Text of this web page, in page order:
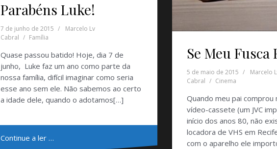
Parabéns Luke!
7 de junho de 2015
Marcelo Lv
Cabral
Família
Quase passou batido! Hoje, dia 7 de
junho, Luke faz um ano como parte da
nossa família, difícil imaginar como seria
esse ano sem ele. Não sabemos ao certo
a idade dele, quando o adotamos[…]
Continue a ler …
Se Meu Fusca
5 de maio de 2015
Marcelo
Cabral
Cinema
Quando meu pai
vídeo-cassete (um JVC
início dos anos 80, não
locadora de VHS em
com o aparelho ele